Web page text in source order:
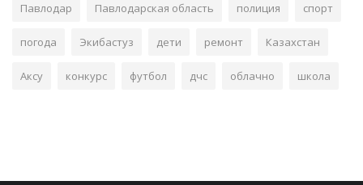
Павлодар Павлодарская область полиция спорт
погода Экибастуз дети ремонт Казахстан
Аксу конкурс футбол дчс облачно школа